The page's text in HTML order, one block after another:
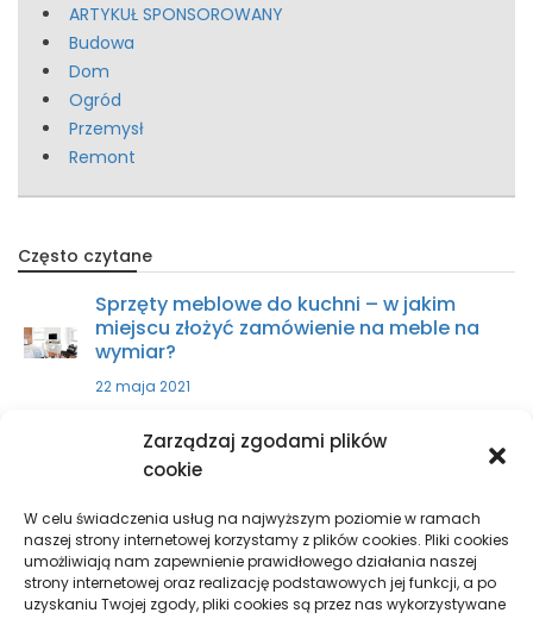
Zarządzaj zgodami plików
cookie
W celu świadczenia usług na najwyższym poziomie w ramach
naszej strony internetowej korzystamy z plików cookies. Pliki cookies
umożliwiają nam zapewnienie prawidłowego działania naszej
strony internetowej oraz realizację podstawowych jej funkcji, a po
uzyskaniu Twojej zgody, pliki cookies są przez nas wykorzystywane
ARTYKUŁ SPONSOROWANY
Budowa
Dom
Ogród
Przemysł
Remont
Często czytane
Sprzęty meblowe do kuchni – w jakim
miejscu złożyć zamówienie na meble na
wymiar?
22 maja 2021
Zakup części do ciągnika – w jakim
miejscu kupić?
9 kwietnia 2021
Sprzęty skrawające – wszystko, co
musisz wiedzieć